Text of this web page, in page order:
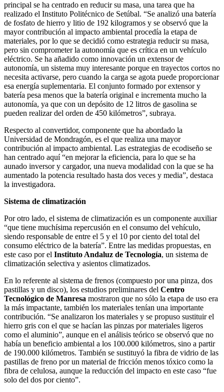
principal se ha centrado en reducir su masa, una tarea que ha
realizado el Instituto Politécnico de Setúbal. “Se analizó una batería
de fosfato de hierro y litio de 192 kilogramos y se observó que la
mayor contribución al impacto ambiental procedía la etapa de
materiales, por lo que se decidió como estrategia reducir su masa,
pero sin comprometer la autonomía que es crítica en un vehículo
eléctrico. Se ha añadido como innovación un extensor de
autonomía, un sistema muy interesante porque en trayectos cortos no
necesita activarse, pero cuando la carga se agota puede proporcionar
esa energía suplementaria. El conjunto formado por extensor y
batería pesa menos que la batería original e incrementa mucho la
autonomía, ya que con un depósito de 12 litros de gasolina se
pueden realizar del orden de 450 kilómetros”, subraya.
Respecto al convertidor, componente que ha abordado la
Universidad de Mondragón, es el que realiza una mayor
contribución al impacto ambiental. Las estrategias de ecodiseño se
han centrado aquí “en mejorar la eficiencia, para lo que se ha
aunado inversor y cargador, una nueva modalidad con la que se ha
aumentado la potencia resultado hasta dos veces y media”, destaca
la investigadora.
Sistema de climatización
Por otro lado, el sistema de climatización es un componente auxiliar
“que tiene muchísima repercusión en el consumo del vehículo,
siendo responsable de entre el 5 y el 10 por ciento del total del
consumo eléctrico de la batería”. Entre las medidas propuestas, en
este caso por el Instituto Andaluz de Tecnología, un sistema de
climatización selectiva y asientos climatizados.
En lo referente al sistema de frenos (compuesto por una pinza, dos
pastillas y un disco), los estudios preliminares del Centro
Tecnológico de Manresa mostraron que no sólo la etapa de uso era
la más impactante, también los materiales tenían una importante
contribución. “Se analizaron los materiales y se propuso sustituir el
hierro gris con el que se hacían las pinzas por materiales ligeros
como el aluminio”, aunque en el análisis teórico se observó que no
había un beneficio ambiental a los 100.000 kilómetros, sino a partir
de 190.000 kilómetros. También se sustituyó la fibra de vidrio de las
pastillas de freno por un material de fricción menos tóxico como la
fibra de celulosa, aunque la reducción del impacto en este caso “fue
solo del dos por ciento”.